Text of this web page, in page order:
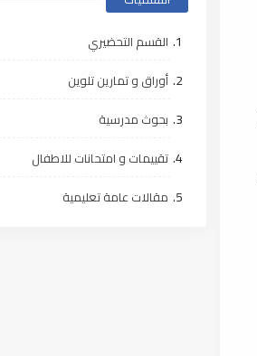
القسم التحضيري
أوراق و تمارين تلوين
بحوث مدرسية
تقييمات و امتحانات للاطفال
مقالات عامة تعليمية